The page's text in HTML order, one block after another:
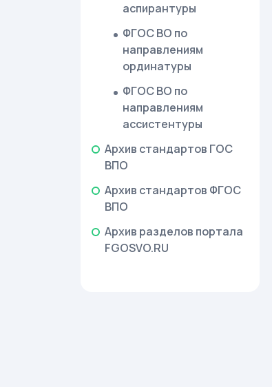
аспирантуры
ФГОС ВО по
направлениям
ординатуры
ФГОС ВО по
направлениям
ассистентуры
Архив стандартов ГОС
ВПО
Архив стандартов ФГОС
ВПО
Архив разделов портала
FGOSVO.RU